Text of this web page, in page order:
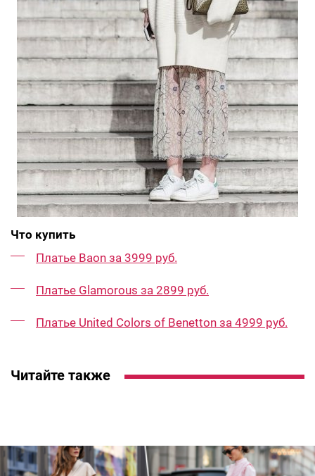
Что купить
Платье Baon за 3999 руб.
Платье Glamorous за 2899 руб.
Платье United Colors of Benetton за 4999 руб.
Читайте также